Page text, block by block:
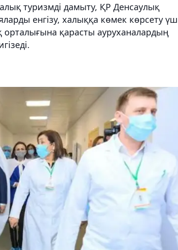
туризмді дамыту, ҚР Денсаулық
енгізу, халыққа көмек көрсету
қарасты ауруханалардың